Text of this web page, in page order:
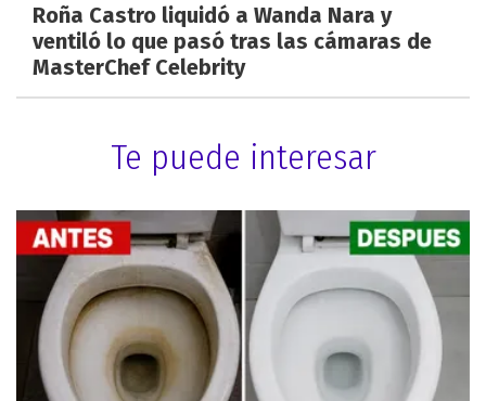
Roña Castro liquidó a Wanda Nara y
ventiló lo que pasó tras las cámaras de
MasterChef Celebrity
Te puede interesar